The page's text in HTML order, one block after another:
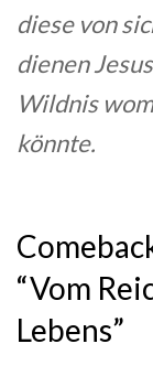
diese von
dienen
Wildnis
könnte.
“Vom
Lebens”